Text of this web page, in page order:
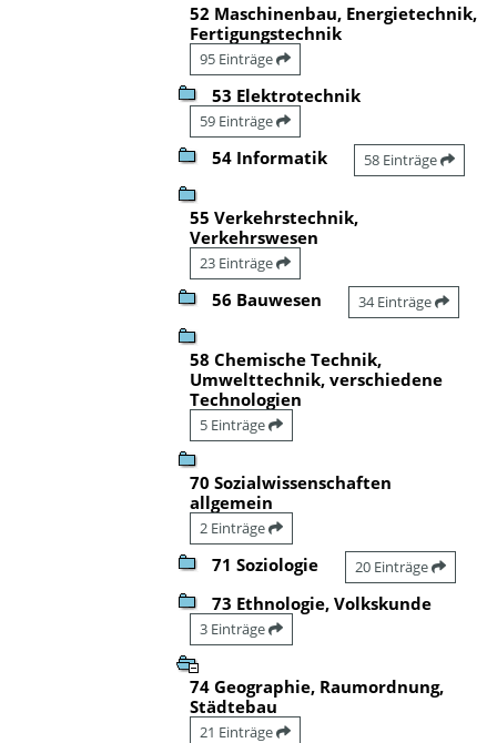
52 Maschinenbau, Energietechnik,
Fertigungstechnik
95 Einträge
53 Elektrotechnik
59 Einträge
54 Informatik 58 Einträge
55 Verkehrstechnik,
Verkehrswesen
23 Einträge
56 Bauwesen 34 Einträge
58 Chemische Technik,
Umwelttechnik, verschiedene
Technologien
5 Einträge
70 Sozialwissenschaften
allgemein
2 Einträge
71 Soziologie 20 Einträge
73 Ethnologie, Volkskunde
3 Einträge
74 Geographie, Raumordnung,
Städtebau
21 Einträge